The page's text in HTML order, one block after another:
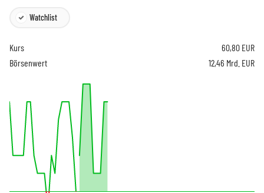
Watchlist
Kurs 60,80 EUR
Börsenwert
12,46 Mrd. EUR